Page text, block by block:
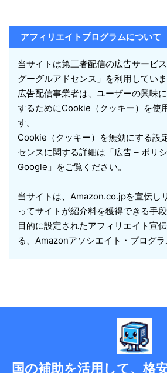
アフィリエイトプログラムについて
当サイトは第三者配信の広告サービ
グーグルアドセンス」を利用していま
広告配信事業者は、ユーザーの興味
するためにCookie（クッキー）を使
す。
Cookie（クッキー）を無効にする設
センスに関する詳細は「広告 – ポリ
Google」をご覧ください。
当サイトは、Amazon.co.jpを宣伝し
ってサイトが紹介料を獲得できる手
目的に設定されたアフィリエイト宣
る、Amazonアソシエイト・プログラ
国の補助を活用して、格